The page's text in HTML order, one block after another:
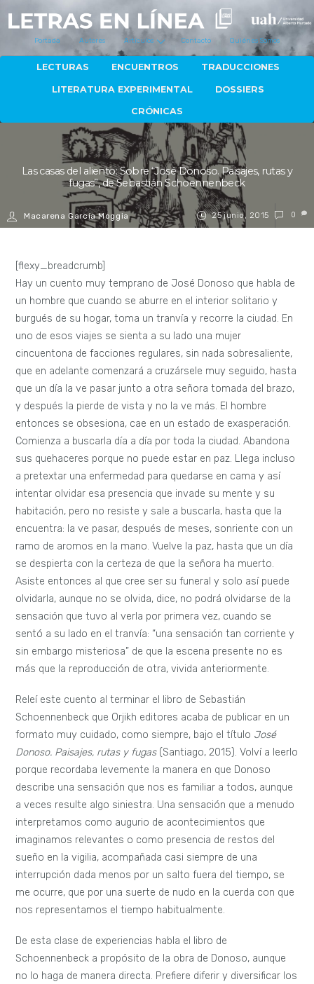
Portada Autores Artículos Contacto Quiénes Somos
LECTURAS ENCUENTROS TRADUCCIONES
LITERATURA EXPERIMENTAL DOSSIERS
CRÓNICAS
25 junio, 2015
Las casas del aliento: Sobre “José Donoso. Paisajes, rutas y
fugas”, de Sebastián Schoennenbeck
Macarena García Moggia 0
[flexy_breadcrumb]
Hay un cuento muy temprano de José Donoso que habla de
un hombre que cuando se aburre en el interior solitario y
burgués de su hogar, toma un tranvía y recorre la ciudad. En
uno de esos viajes se sienta a su lado una mujer
cincuentona de facciones regulares, sin nada sobresaliente,
que en adelante comenzará a cruzársele muy seguido, hasta
que un día la ve pasar junto a otra señora tomada del brazo,
y después la pierde de vista y no la ve más. El hombre
entonces se obsesiona, cae en un estado de exasperación.
Comienza a buscarla día a día por toda la ciudad. Abandona
sus quehaceres porque no puede estar en paz. Llega incluso
a pretextar una enfermedad para quedarse en cama y así
intentar olvidar esa presencia que invade su mente y su
habitación, pero no resiste y sale a buscarla, hasta que la
encuentra: la ve pasar, después de meses, sonriente con un
ramo de aromos en la mano. Vuelve la paz, hasta que un día
se despierta con la certeza de que la señora ha muerto.
Asiste entonces al que cree ser su funeral y solo así puede
olvidarla, aunque no se olvida, dice, no podrá olvidarse de la
sensación que tuvo al verla por primera vez, cuando se
sentó a su lado en el tranvía: “una sensación tan corriente y
sin embargo misteriosa” de que la escena presente no es
más que la reproducción de otra, vivida anteriormente.
Releí este cuento al terminar el libro de Sebastián
Schoennenbeck que Orjikh editores acaba de publicar en un
formato muy cuidado, como siempre, bajo el título José
Donoso. Paisajes, rutas y fugas (Santiago, 2015). Volví a leerlo
porque recordaba levemente la manera en que Donoso
describe una sensación que nos es familiar a todos, aunque
a veces resulte algo siniestra. Una sensación que a menudo
interpretamos como augurio de acontecimientos que
imaginamos relevantes o como presencia de restos del
sueño en la vigilia, acompañada casi siempre de una
interrupción dada menos por un salto fuera del tiempo, se
me ocurre, que por una suerte de nudo en la cuerda con que
nos representamos el tiempo habitualmente.
De esta clase de experiencias habla el libro de
Schoennenbeck a propósito de la obra de Donoso, aunque
no lo haga de manera directa. Prefiere diferir y diversificar los